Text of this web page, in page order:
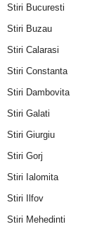
Stiri Bucuresti
Stiri Buzau
Stiri Calarasi
Stiri Constanta
Stiri Dambovita
Stiri Galati
Stiri Giurgiu
Stiri Gorj
Stiri Ialomita
Stiri Ilfov
Stiri Mehedinti